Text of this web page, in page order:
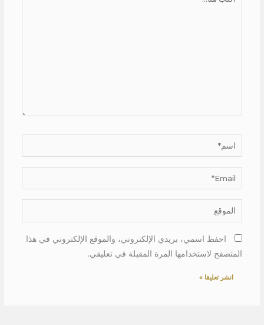
اسم*
Email*
الموقع
احفظ اسمي، بريدي الإلكتروني، والموقع الإلكتروني في هذا
المتصفح لاستخدامها المرة المقبلة في تعليقي.